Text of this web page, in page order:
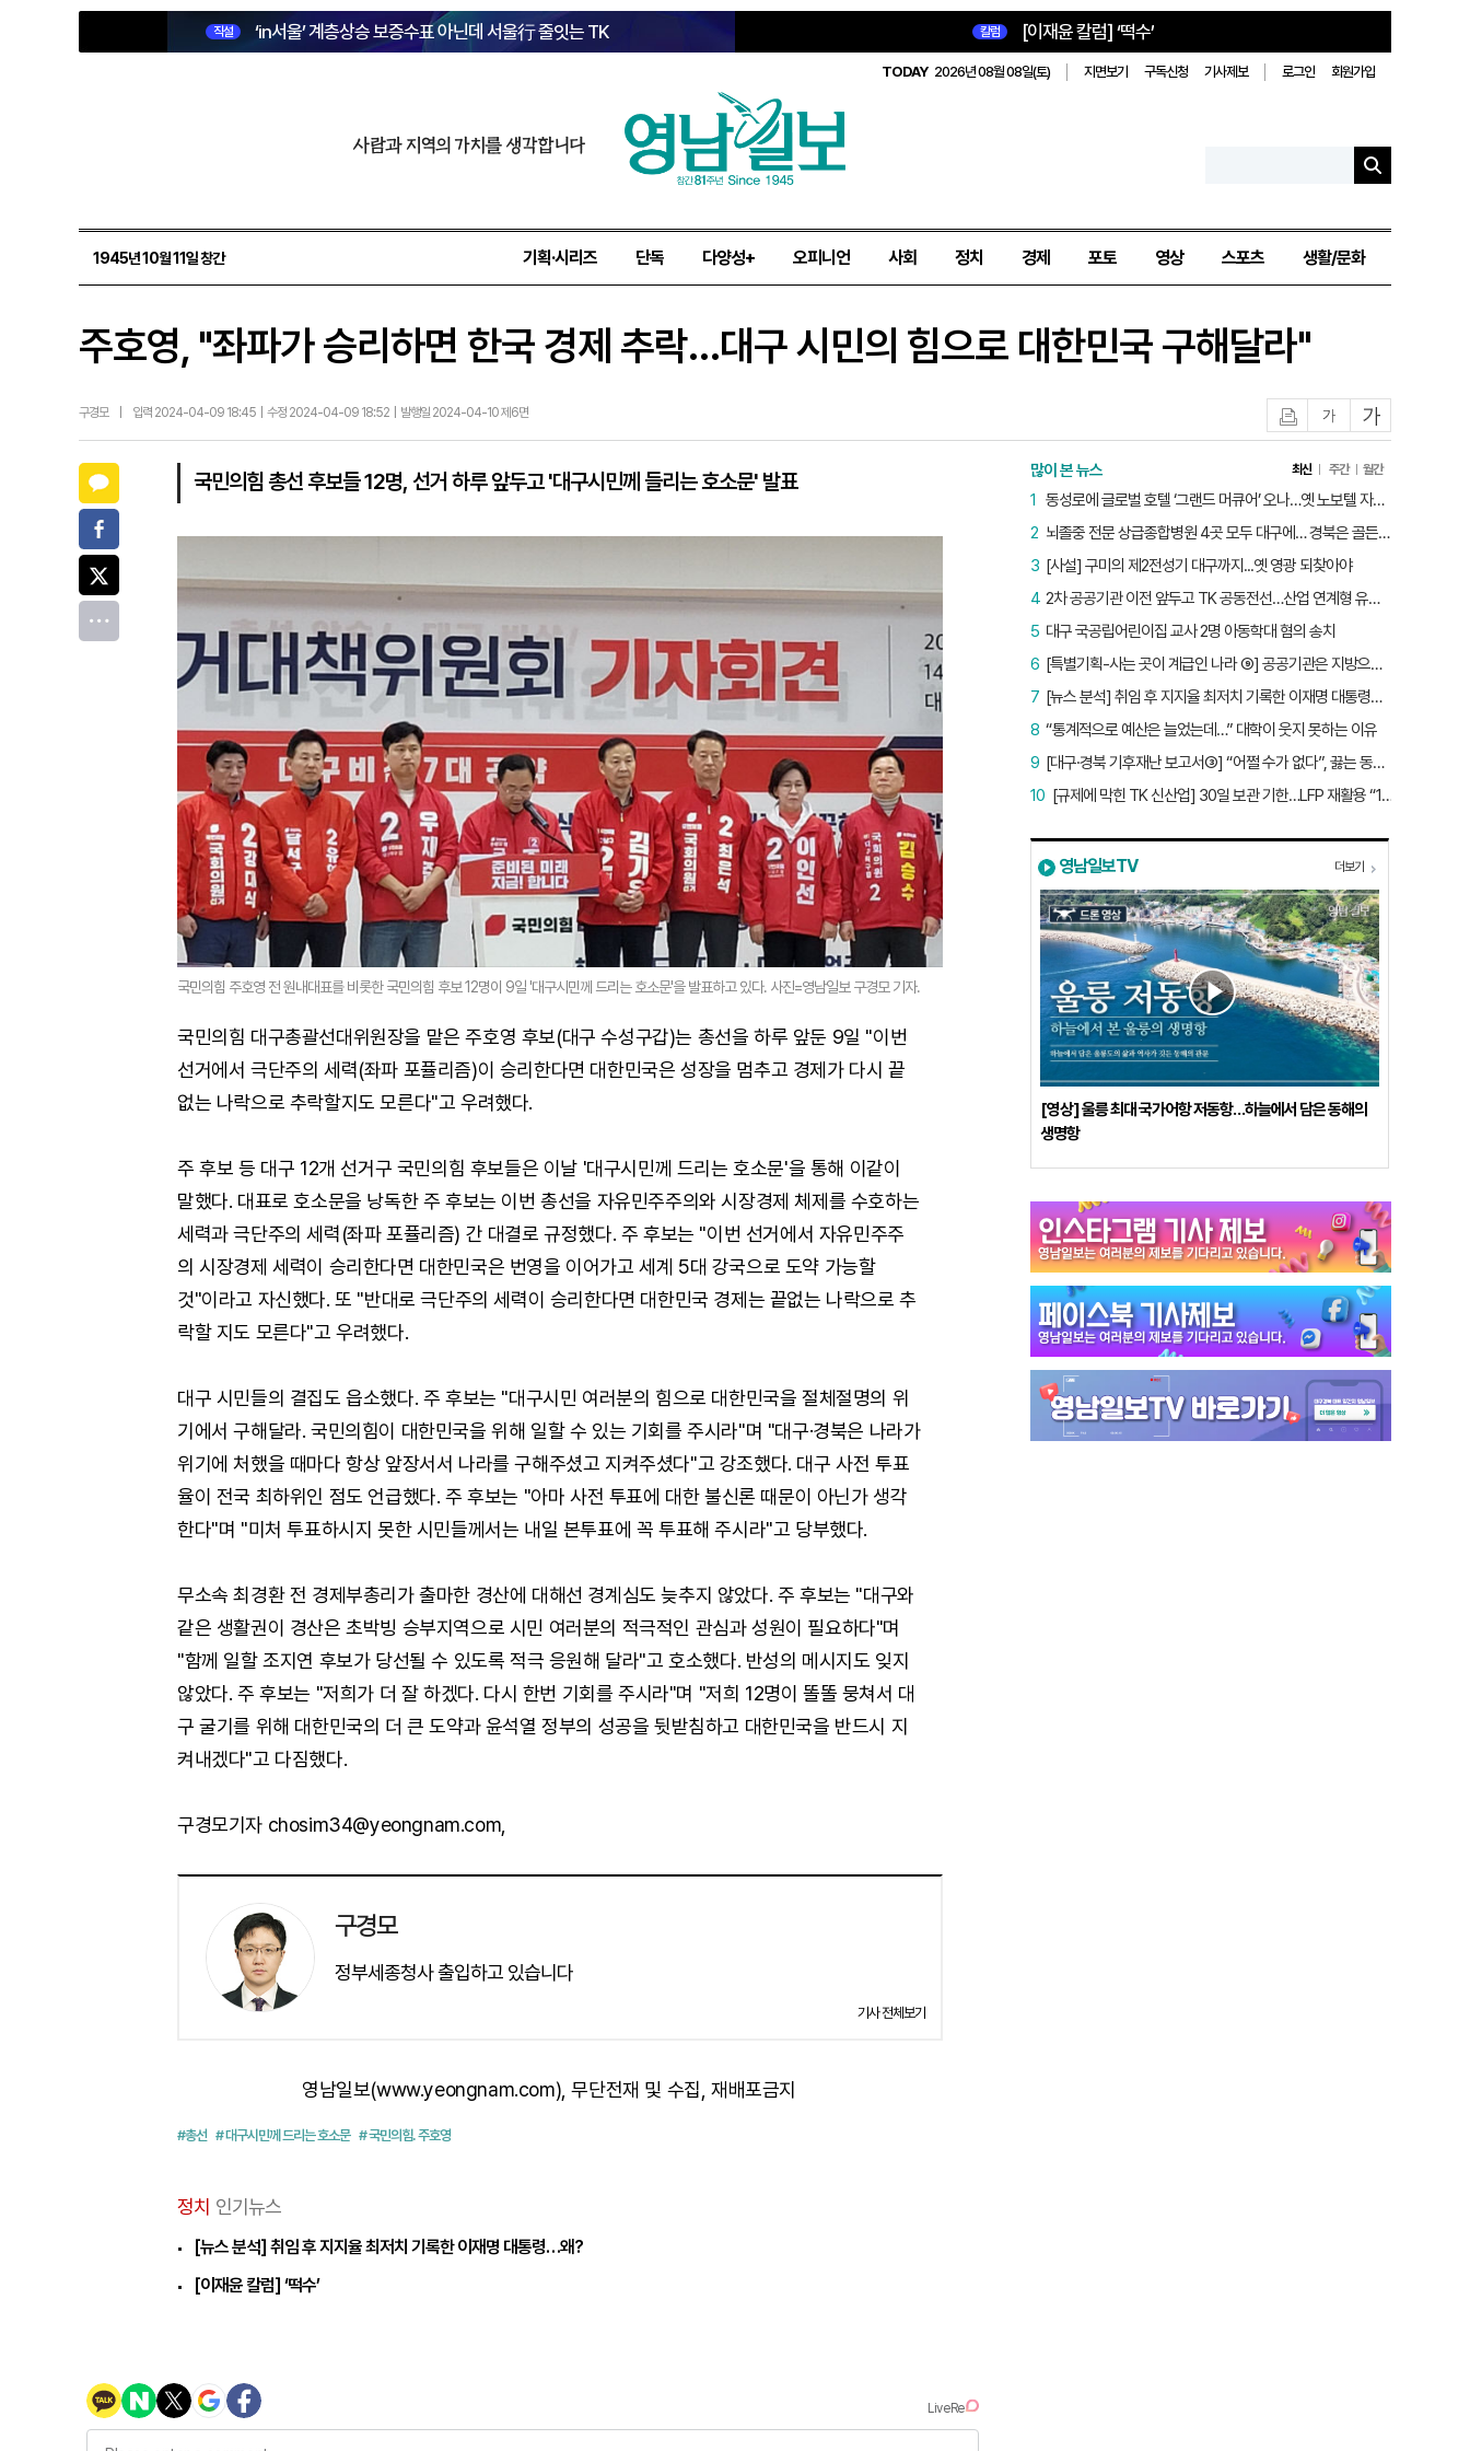
직설 ‘in서울’ 계층상승 보증수표 아닌데 서울行 줄잇는 TK 칼럼 [이재윤 칼럼] ‘떡수’
TODAY 2026년 08월 08일(토) 지면보기 구독신청 기사제보 로그인 회원가입
사람과 지역의 가치를 생각합니다
1945년 10월 11일 창간 기획·시리즈 단독 다양성+ 오피니언 사회 정치 경제 포토 영상 스포츠 생활/문화
주호영, "좌파가 승리하면 한국 경제 추락…대구 시민의 힘으로 대한민국 구해달라"
구경모 입력 2024-04-09 18:45 | 수정 2024-04-09 18:52 | 발행일 2024-04-10 제6면 글자작게글자크게
국민의힘 총선 후보들 12명, 선거 하루 앞두고 '대구시민께 들리는 호소문' 발표
국민의힘 주호영 전 원내대표를 비롯한 국민의힘 후보 12명이 9일 '대구시민께 드리는 호소문'을 발표하고 있다. 사진=영남일보 구경모 기자.
국민의힘 대구총괄선대위원장을 맡은 주호영 후보(대구 수성구갑)는 총선을 하루 앞둔 9일 "이번
선거에서 극단주의 세력(좌파 포퓰리즘)이 승리한다면 대한민국은 성장을 멈추고 경제가 다시 끝
없는 나락으로 추락할지도 모른다"고 우려했다.
주 후보 등 대구 12개 선거구 국민의힘 후보들은 이날 '대구시민께 드리는 호소문'을 통해 이같이
말했다. 대표로 호소문을 낭독한 주 후보는 이번 총선을 자유민주주의와 시장경제 체제를 수호하는
세력과 극단주의 세력(좌파 포퓰리즘) 간 대결로 규정했다. 주 후보는 "이번 선거에서 자유민주주
의 시장경제 세력이 승리한다면 대한민국은 번영을 이어가고 세계 5대 강국으로 도약 가능할
것"이라고 자신했다. 또 "반대로 극단주의 세력이 승리한다면 대한민국 경제는 끝없는 나락으로 추
락할 지도 모른다"고 우려했다.
대구 시민들의 결집도 읍소했다. 주 후보는 "대구시민 여러분의 힘으로 대한민국을 절체절명의 위
기에서 구해달라. 국민의힘이 대한민국을 위해 일할 수 있는 기회를 주시라"며 "대구·경북은 나라가
위기에 처했을 때마다 항상 앞장서서 나라를 구해주셨고 지켜주셨다"고 강조했다. 대구 사전 투표
율이 전국 최하위인 점도 언급했다. 주 후보는 "아마 사전 투표에 대한 불신론 때문이 아닌가 생각
한다"며 "미처 투표하시지 못한 시민들께서는 내일 본투표에 꼭 투표해 주시라"고 당부했다.
무소속 최경환 전 경제부총리가 출마한 경산에 대해선 경계심도 늦추지 않았다. 주 후보는 "대구와
같은 생활권이 경산은 초박빙 승부지역으로 시민 여러분의 적극적인 관심과 성원이 필요하다"며
"함께 일할 조지연 후보가 당선될 수 있도록 적극 응원해 달라"고 호소했다. 반성의 메시지도 잊지
않았다. 주 후보는 "저희가 더 잘 하겠다. 다시 한번 기회를 주시라"며 "저희 12명이 똘똘 뭉쳐서 대
구 굴기를 위해 대한민국의 더 큰 도약과 윤석열 정부의 성공을 뒷받침하고 대한민국을 반드시 지
켜내겠다"고 다짐했다.
구경모기자 chosim34@yeongnam.com,
구경모
정부세종청사 출입하고 있습니다
기사 전체보기
영남일보(www.yeongnam.com), 무단전재 및 수집, 재배포금지
#총선 # 대구시민께 드리는 호소문 # 국민의힘. 주호영
정치 인기뉴스
[뉴스 분석] 취임 후 지지율 최저치 기록한 이재명 대통령…왜?
[이재윤 칼럼] ‘떡수’
많이 본 뉴스 최신 주간 월간
동성로에 글로벌 호텔 ‘그랜드 머큐어’ 오나…옛 노보텔 자리 사무실 개설
1
뇌졸중 전문 상급종합병원 4곳 모두 대구에… 경북은 골든타임 사각지대
2
[사설] 구미의 제2전성기 대구까지...옛 영광 되찾아야
3
2차 공공기관 이전 앞두고 TK 공동전선…산업 연계형 유치 승부수
4
대구 국공립어린이집 교사 2명 아동학대 혐의 송치
5
[특별기획-사는 곳이 계급인 나라 ⑨] 공공기관은 지방으로 왔지만, 그들이 사는 곳은 서울이었다
6
[뉴스 분석] 취임 후 지지율 최저치 기록한 이재명 대통령…왜?
7
“통계적으로 예산은 늘었는데…” 대학이 웃지 못하는 이유
8
[대구·경북 기후재난 보고서③] “어쩔 수가 없다”, 끓는 동해…‘절멸 위기’ 경북 수산업
9
[규제에 막힌 TK 신산업] 30일 보관 기한…LFP 재활용 “180일로 늘려야”
10
영남일보TV 더보기
[영상] 울릉 최대 국가어항 저동항…하늘에서 담은 동해의
생명항